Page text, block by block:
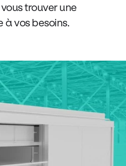
trouver une
vos besoins.